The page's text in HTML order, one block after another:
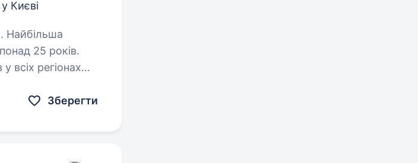
Києві
25 років.
всіх регіонах
Зберегти